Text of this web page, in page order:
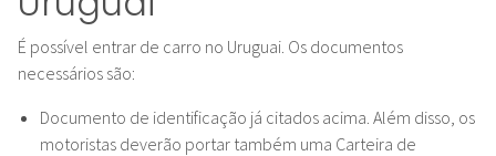
É possível entrar de carro no Uruguai. Os documentos
necessários são:
Documento de identificação já citados acima. Além disso, os
motoristas deverão portar também uma Carteira de